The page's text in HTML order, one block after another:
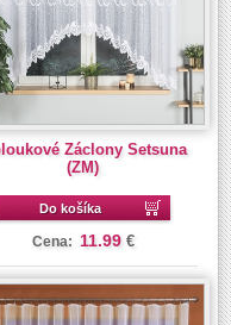
Záclony Setsuna
(ZM)
Do košíka
Cena: 11.99 €